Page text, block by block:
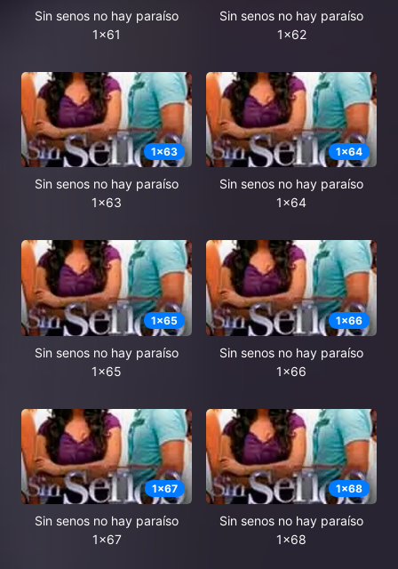
Sin senos no hay paraíso
1x61
Sin senos no hay paraíso
1x62
1x63
Sin senos no hay paraíso
1x63
1x64
Sin senos no hay paraíso
1x64
1x65
Sin senos no hay paraíso
1x65
1x66
Sin senos no hay paraíso
1x66
1x67
Sin senos no hay paraíso
1x67
1x68
Sin senos no hay paraíso
1x68